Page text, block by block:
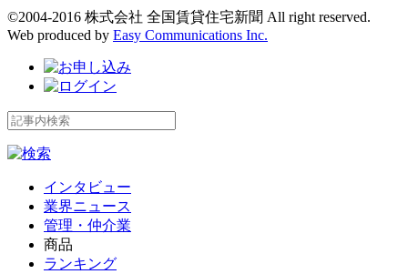
©2004-2016 株式会社 全国賃貸住宅新聞 All right reserved.
Web produced by Easy Communications Inc.
インタビュー
業界ニュース
管理・仲介業
商品
ランキング